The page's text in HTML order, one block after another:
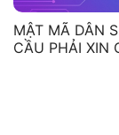
MẬT MÃ DÂN
CẦU PHẢI XIN